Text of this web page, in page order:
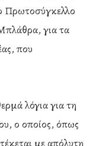
Πρωτοσύγκελλο
για τα
που
λόγια για τη
ο οποίος, όπως
με απόλυτη